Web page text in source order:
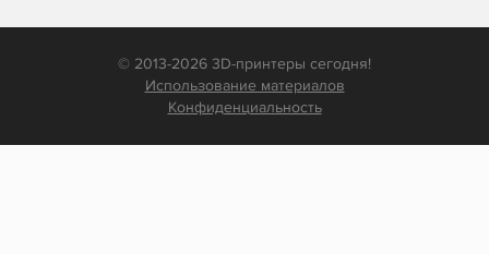
© 2013-2026 3D-принтеры сегодня!
Использование материалов
Конфиденциальность